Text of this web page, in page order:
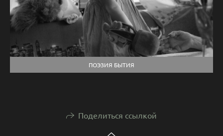
ПОЭЗИЯ БЫТИЯ
Поделиться ссылкой